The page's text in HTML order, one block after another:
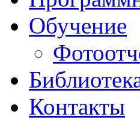
Обучение
Контакты